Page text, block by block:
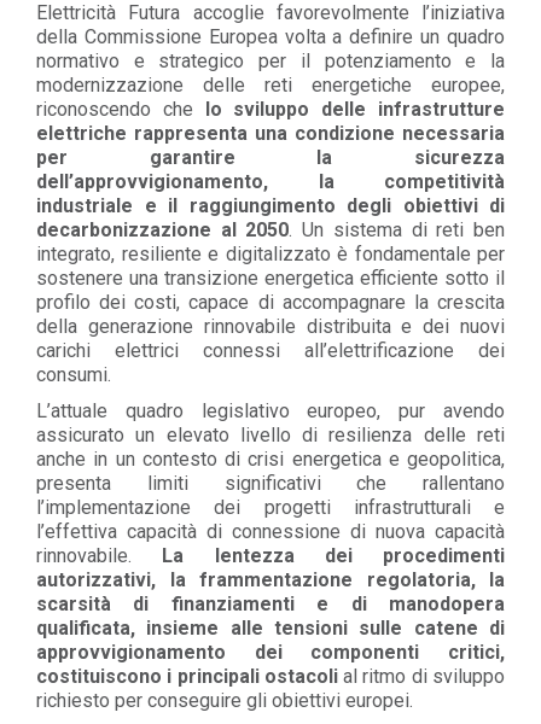
Elettricità Futura accoglie favorevolmente l’iniziativa
della Commissione Europea volta a definire un quadro
normativo e strategico per il potenziamento e la
modernizzazione delle reti energetiche europee,
riconoscendo che
lo sviluppo delle infrastrutture
elettriche rappresenta una condizione necessaria
per garantire la sicurezza
dell’approvvigionamento, la competitività
industriale e il raggiungimento degli obiettivi di
decarbonizzazione al 2050. Un sistema di reti ben
integrato, resiliente e digitalizzato è fondamentale per
sostenere una transizione energetica efficiente sotto il
profilo dei costi, capace di accompagnare la crescita
della generazione rinnovabile distribuita e dei nuovi
carichi elettrici connessi all’elettrificazione dei
consumi.
L’attuale quadro legislativo europeo, pur avendo
assicurato un elevato livello di resilienza delle reti
anche in un contesto di crisi energetica e geopolitica,
presenta limiti significativi che rallentano
l’implementazione dei progetti infrastrutturali e
l’effettiva capacità di connessione di nuova capacità
rinnovabile.
La lentezza dei procedimenti
autorizzativi, la frammentazione regolatoria, la
scarsità di finanziamenti e di manodopera
qualificata, insieme alle tensioni sulle catene di
approvvigionamento dei componenti critici,
costituiscono i principali ostacoli al ritmo di sviluppo
richiesto per conseguire gli obiettivi europei.